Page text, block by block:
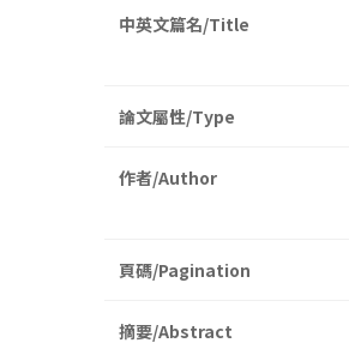
中英文篇名/Title
論文屬性/Type
作者/Author
頁碼/Pagination
摘要/Abstract